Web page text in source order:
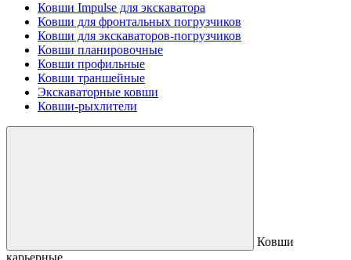
Ковши Impulse для экскаватора
Ковши для фронтальных погрузчиков
Ковши для экскаваторов-погрузчиков
Ковши планировочные
Ковши профильные
Ковши траншейные
Экскаваторные ковши
Ковши-рыхлители
Ковши
карьерные